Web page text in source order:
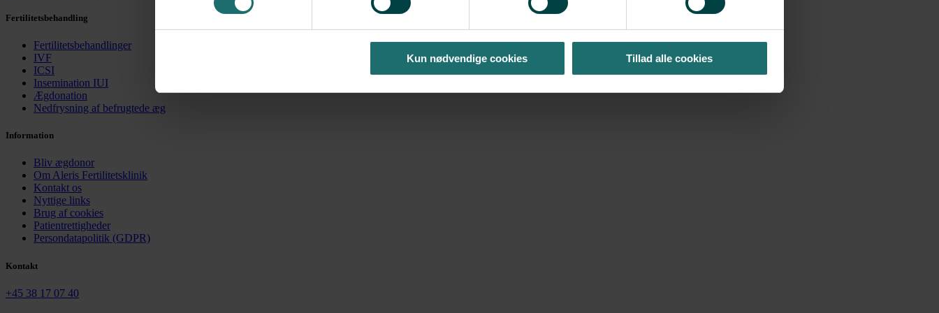
Kun nødvendige cookies Tillad alle cookies
Fertilitetsbehandling
Fertilitetsbehandlinger
IVF
ICSI
Insemination IUI
Ægdonation
Nedfrysning af befrugtede æg
Information
Bliv ægdonor
Om Aleris Fertilitetsklinik
Kontakt os
Nyttige links
Brug af cookies
Patientrettigheder
Persondatapolitik (GDPR)
Kontakt
+45 38 17 07 40